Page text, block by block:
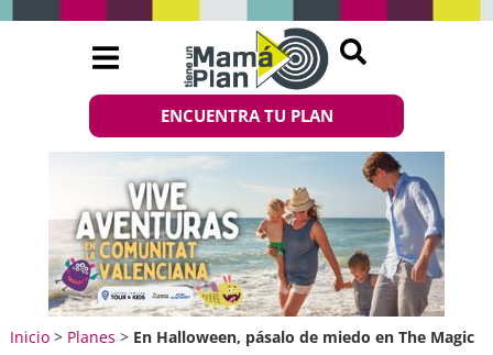
ENCUENTRA TU PLAN
Inicio> Planes > En Halloween, pásalo de miedo en The Magic